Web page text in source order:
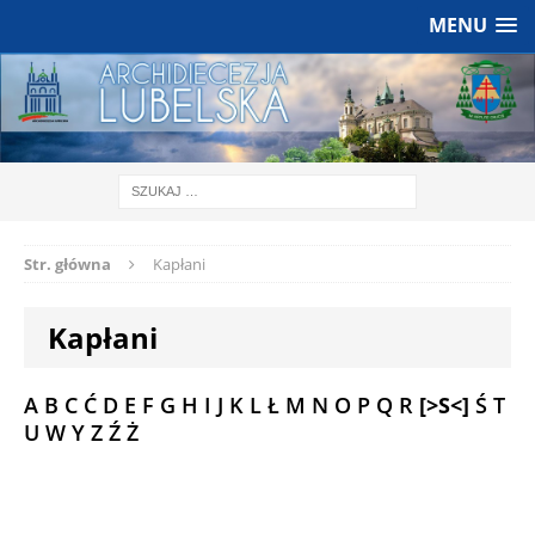
MENU
Str. główna Kapłani
Kapłani
A B C Ć D E F G H I J K L Ł M N O P Q R [>S<] Ś T
U W Y Z Ź Ż